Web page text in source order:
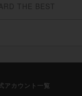
THE BEST
アカウント一覧